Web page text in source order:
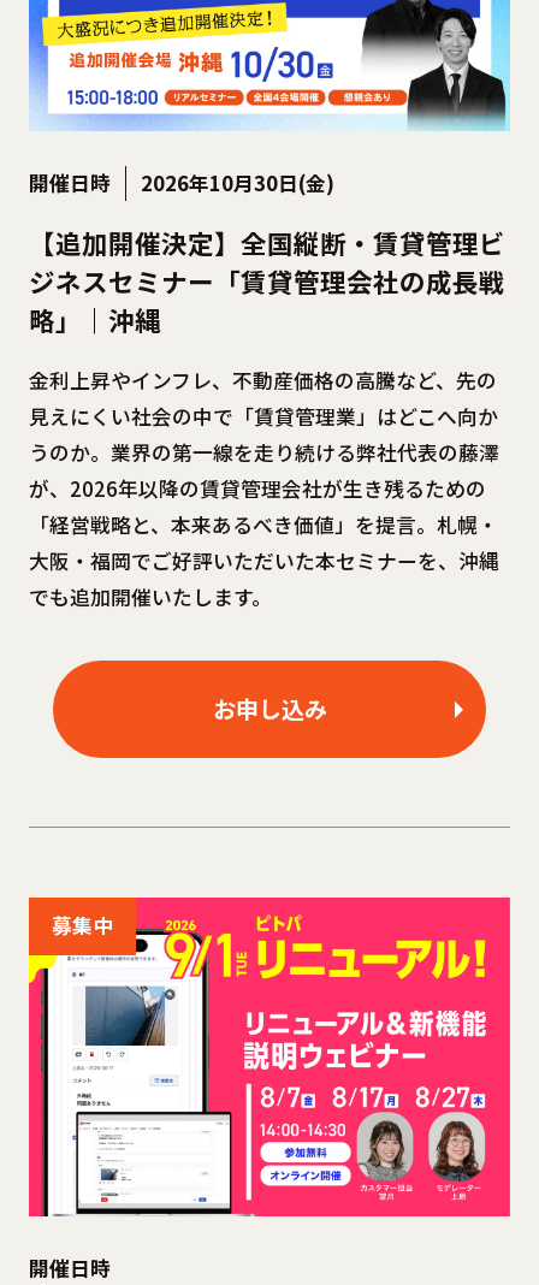
開催日時 2026年10月30日(金)
【追加開催決定】全国縦断・賃貸管理ビ
ジネスセミナー「賃貸管理会社の成長戦
略」｜沖縄
金利上昇やインフレ、不動産価格の高騰など、先の
見えにくい社会の中で「賃貸管理業」はどこへ向か
うのか。業界の第一線を走り続ける弊社代表の藤澤
が、2026年以降の賃貸管理会社が生き残るための
「経営戦略と、本来あるべき価値」を提言。札幌・
大阪・福岡でご好評いただいた本セミナーを、沖縄
でも追加開催いたします。
お申し込み
募集中
開催日時